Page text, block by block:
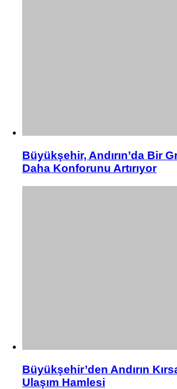
Büyükşehir, Andırın’da Bir
Daha Konforunu Artırıyor
Büyükşehir’den Andırın
Ulaşım Hamlesi